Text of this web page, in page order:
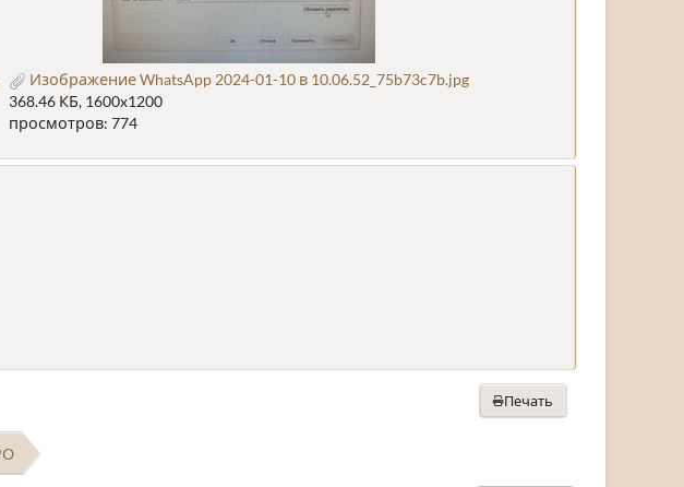
Изображение WhatsApp 2024-01-10 в 10.06.52_75b73c7b.jpg
368.46 КБ, 1600x1200
просмотров: 774
Печать